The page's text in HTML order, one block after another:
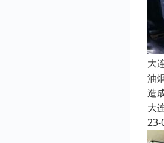
大
油
造
大
23-